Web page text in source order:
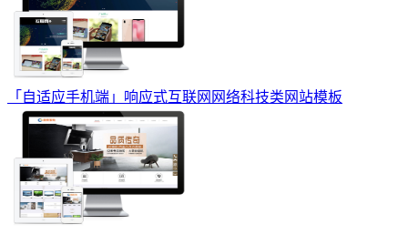
「自适应手机端」响应式互联网网络科技类网站模板